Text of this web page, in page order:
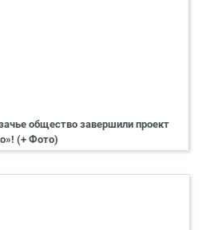
общество завершили проект
(+ Фото)